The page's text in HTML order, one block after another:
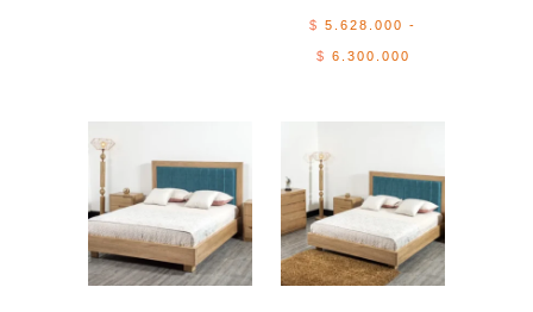
$ 3.914.000
$ 5.628.000 -
$ 6.300.000
$ 5.628.000
hasta
$ 6.300.000